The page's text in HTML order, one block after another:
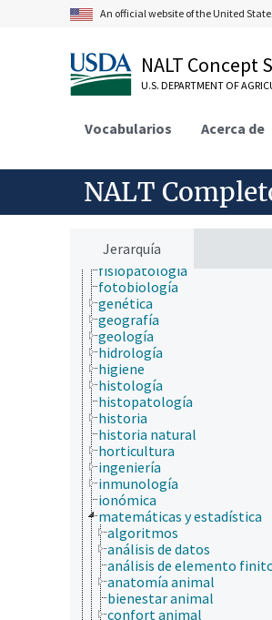
An official website of the United
NALT Concept
U.S. DEPARTMENT OF
Vocabularios Acerca de
NALT
Jerarquía
ciencias sociales
criobiología
cultura y humanidades
ecología
economía
educación
endocrinología
epidemiología
especies químicas
etiología
fisiología
fisiopatología
fotobiología
genética
geografía
geología
hidrología
higiene
histología
histopatología
historia
historia natural
horticultura
ingeniería
inmunología
ionómica
matemáticas y estadística
algoritmos
análisis de datos
análisis de elemento
anatomía animal
bienestar animal
confort animal